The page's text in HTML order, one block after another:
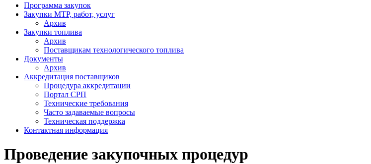
Программа закупок
Закупки МТР, работ, услуг
Архив
Закупки топлива
Архив
Поставщикам технологического топлива
Документы
Архив
Аккредитация поставщиков
Процедура аккредитации
Портал СРП
Технические требования
Часто задаваемые вопросы
Техническая поддержка
Контактная информация
Проведение закупочных процедур